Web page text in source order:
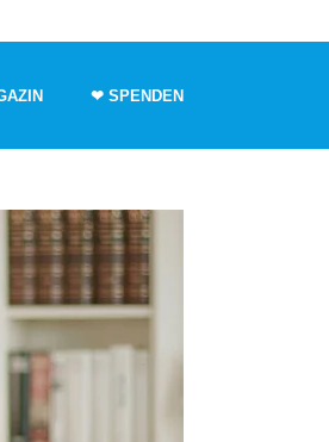
❤ SPENDEN